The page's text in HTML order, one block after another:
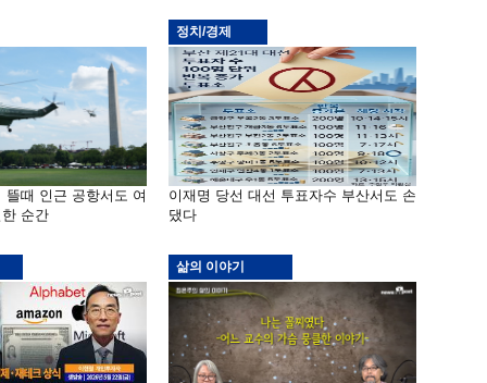
뜰때 인근 공항서도 여
순간
정치/경제
이재명 당선 대선 투표자수 부산서도 손
댔다
삶의 이야기